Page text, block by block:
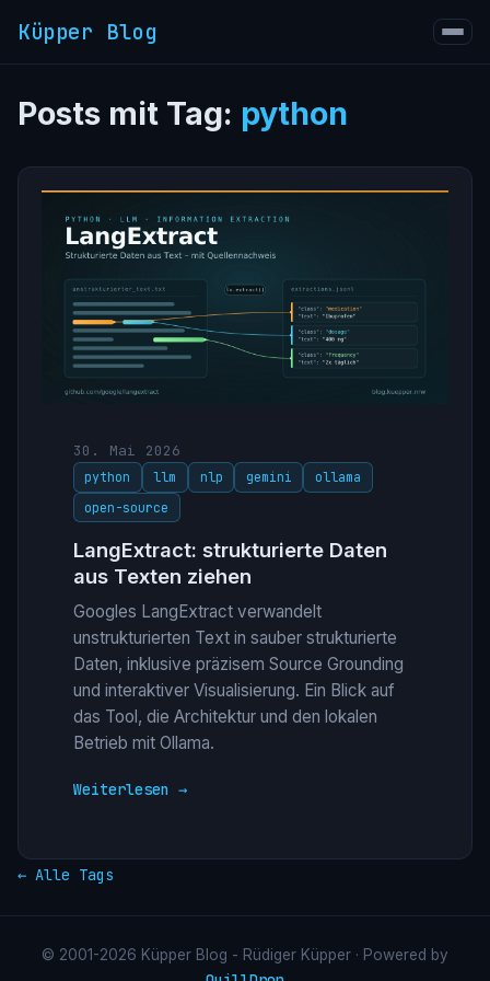
Küpper Blog
Posts mit Tag: python
30. Mai 2026
python llm nlp gemini
ollama
open-source
LangExtract: strukturierte Daten
aus Texten ziehen
Googles LangExtract verwandelt
unstrukturierten Text in sauber strukturierte
Daten, inklusive präzisem Source Grounding
und interaktiver Visualisierung. Ein Blick auf
das Tool, die Architektur und den lokalen
Betrieb mit Ollama.
Weiterlesen →
← Alle Tags
© 2001-2026 Küpper Blog - Rüdiger Küpper · Powered by